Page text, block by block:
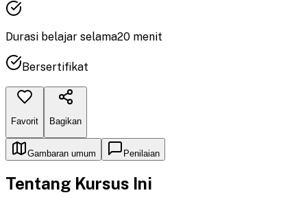
Durasi belajar selama20 menit
Bersertifikat
Favorit Bagikan
Gambaran umum Penilaian
Tentang Kursus Ini